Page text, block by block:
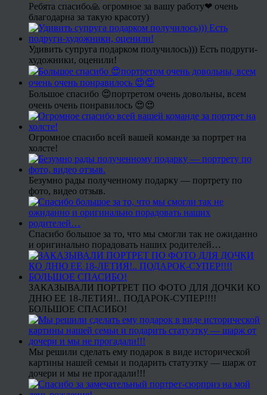
Ребята спасибо🙏 огромное за вашу работу❤ очень
благодарна за такую красоту)
Удивить супруга подарком получилось))) Есть подруги-
художники, оценили!
Большое спасибо 😍портретом очень довольны, всем
очень очень понравилось 😍😍
Огромное спасибо всей вашей команде за портрет на
холсте!
Безумно рады полученному подарку — портрету по
фото, видео отзыв.
Спасибо большое за то, что мы смогли так не ожиданно
и оригинально порадовать наших родителей…
ЗАКАЗЫВАЛИ ПОРТРЕТ ПО ФОТО ДЛЯ ДОЧКИ КО
ДНЮ ЕЕ 18-ЛЕТИЯ!.. ПОДАРОК-СУПЕР!!!!
БОЛЬШОЕ СПАСИБО!
Мы решили сделать ему подарок в виде исторической
картины нашей семьи и подарить статуэтку — шарж от
дочери и мы не прогадали!!!